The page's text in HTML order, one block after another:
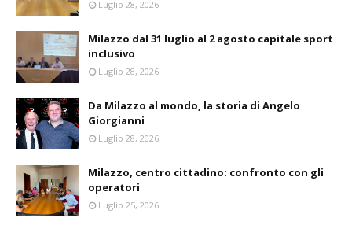
Luglio 28, 2026
Milazzo dal 31 luglio al 2 agosto capitale sport
inclusivo
Luglio 28, 2026
Da Milazzo al mondo, la storia di Angelo
Giorgianni
Luglio 28, 2026
Milazzo, centro cittadino: confronto con gli
operatori
Luglio 25, 2026